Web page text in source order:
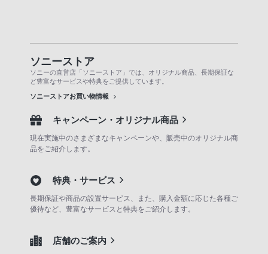
ソニーストア
ソニーの直営店「ソニーストア」では、オリジナル商品、長期保証な
ど豊富なサービスや特典をご提供しています。
ソニーストアお買い物情報
キャンペーン・オリジナル商品
現在実施中のさまざまなキャンペーンや、販売中のオリジナル商
品をご紹介します。
特典・サービス
長期保証や商品の設置サービス、また、購入金額に応じた各種ご
優待など、豊富なサービスと特典をご紹介します。
店舗のご案内